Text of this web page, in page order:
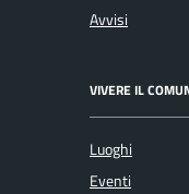
Avvisi
VIVERE IL
Luoghi
Eventi